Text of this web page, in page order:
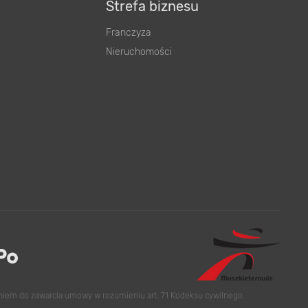
Strefa biznesu
Franczyza
Nieruchomości
do zawarcia umowy w rozumieniu art. 71 Kodeksu cywilnego.